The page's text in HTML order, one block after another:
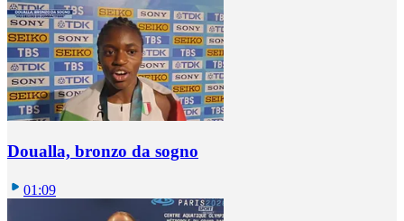
Doualla, bronzo da sogno
01:09